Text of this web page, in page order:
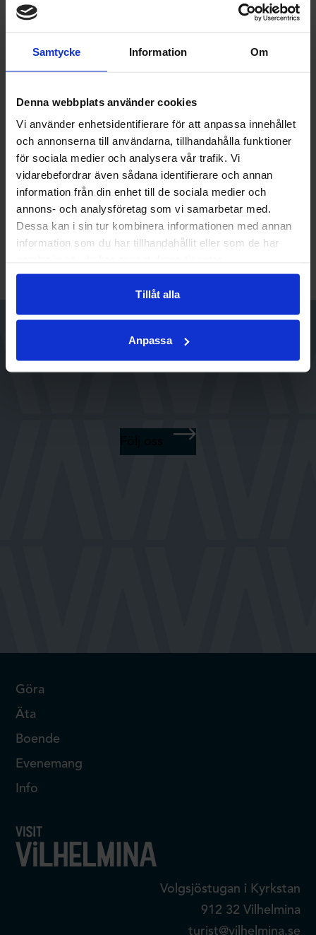
Samtycke Information Om
Denna webbplats använder cookies
Vi använder enhetsidentifierare för att anpassa innehållet
och annonserna till användarna, tillhandahålla funktioner
för sociala medier och analysera vår trafik. Vi
vidarebefordrar även sådana identifierare och annan
information från din enhet till de sociala medier och
annons- och analysföretag som vi samarbetar med.
Dessa kan i sin tur kombinera informationen med annan
information som du har tillhandahållit eller som de har
Tillåt alla
Anpassa
Hemsida
hitta hit
Klimpfjälls Handlar’n
Kultsjövägen 2
912 98 Klimpfjäll
Vägbeskrivning
visit.vilhelmina
Göra
Äta
Boende
Evenemang
Info
Volgsjöstugan i Kyrkstan
912 32 Vilhelmina
turist@vilhelmina.se